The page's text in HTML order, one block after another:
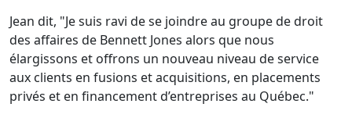
Jean dit, "Je suis ravi de se joindre au groupe de droit
des affaires de Bennett Jones alors que nous
élargissons et offrons un nouveau niveau de service
aux clients en fusions et acquisitions, en placements
privés et en financement d’entreprises au Québec."